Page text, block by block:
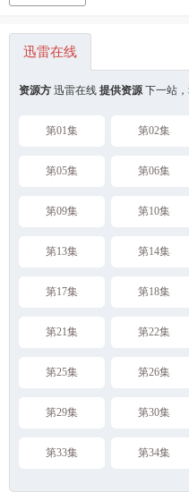
迅雷在线
资源方 迅雷在线 提供资源下一站
第01集 第02集
第05集 第06集
第09集 第10集
第13集 第14集
第17集 第18集
第21集 第22集
第25集 第26集
第29集 第30集
第33集 第34集